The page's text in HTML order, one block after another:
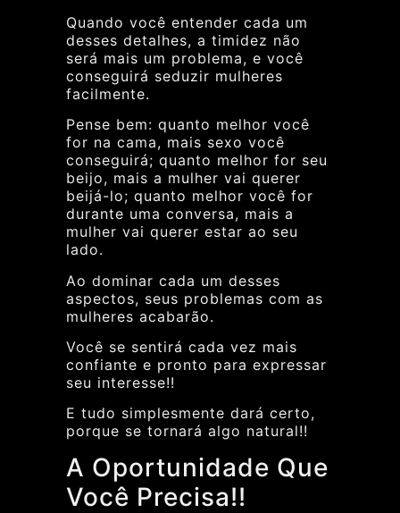
Quando você entender cada um
desses detalhes, a timidez não
será mais um problema, e você
conseguirá seduzir mulheres
facilmente.
Pense bem: quanto melhor você
for na cama, mais sexo você
conseguirá; quanto melhor for seu
beijo, mais a mulher vai querer
beijá-lo; quanto melhor você for
durante uma conversa, mais a
mulher vai querer estar ao seu
lado.
Ao dominar cada um desses
aspectos, seus problemas com as
mulheres acabarão.
Você se sentirá cada vez mais
confiante e pronto para expressar
seu interesse!!
E tudo simplesmente dará certo,
porque se tornará algo natural!!
A Oportunidade Que
Você Precisa!!